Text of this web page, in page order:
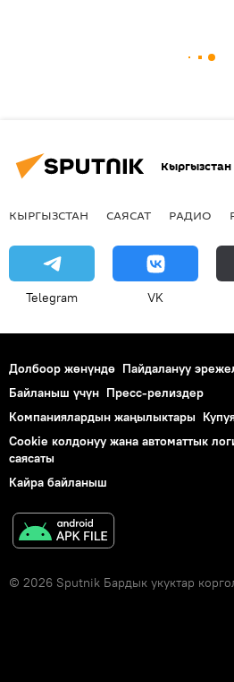
Кыргызстан
КЫРГЫЗСТАН САЯСАТ РАДИО
Telegram VK
Долбоор жөнүндө Пайдалануу
Байланыш үчүн Пресс-релиздер
Компаниялардын жаңылыктары
Cookie колдонуу жана автоматтык
саясаты
Кайра байланыш
© 2026 Sputnik Бардык укуктар